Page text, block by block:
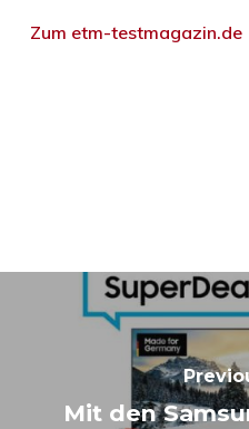
Zum etm-testmagazin.de
Mit den